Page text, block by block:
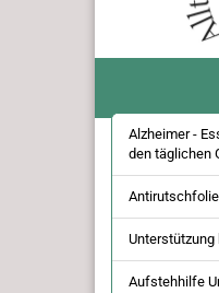
Alzheimer -
den täglichen
Unterstützung
Aufstehhilfe